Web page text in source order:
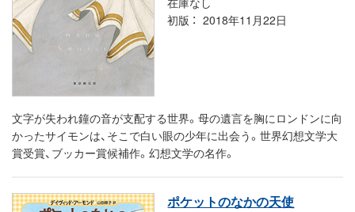
初版
2018年11月22日
文字が失われ鐘の音が支配する世界。母の遺言を胸にロンドンに向
かったサイモンは、そこで白い眼の少年に出会う。世界幻想文学大
賞受賞、ブッカー賞候補作。幻想文学の名作。
ポケットのなかの天使